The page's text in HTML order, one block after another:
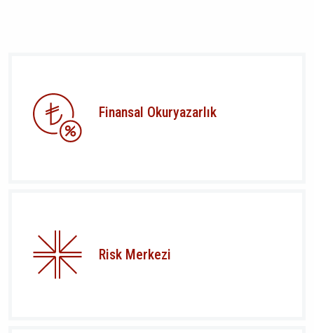
Finansal Okuryazarlık
Risk Merkezi